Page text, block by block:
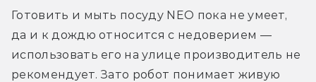
Готовить и мыть посуду NEO пока не умеет,
да и к дождю относится с недоверием —
использовать его на улице производитель не
рекомендует. Зато робот понимает живую